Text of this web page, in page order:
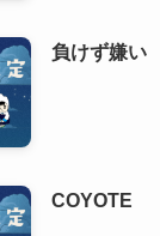
負けず嫌い
COYOTE